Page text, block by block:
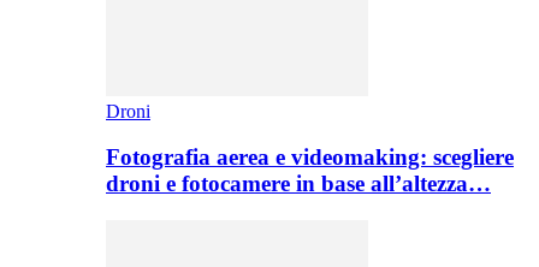
Droni
Fotografia aerea e videomaking: scegliere
droni e fotocamere in base all’altezza…